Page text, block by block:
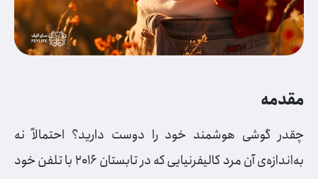
مقدمه
چقدر گوشی هوشمند خود را دوست دارید؟ احتمالاً نه
به‌اندازه‌ی آن مرد کالیفرنیایی که در تابستان 2016 با تلفن خود